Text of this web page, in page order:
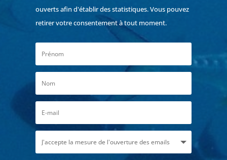
ouverts afin d'établir des statistiques. Vous pouvez
retirer votre consentement à tout moment.